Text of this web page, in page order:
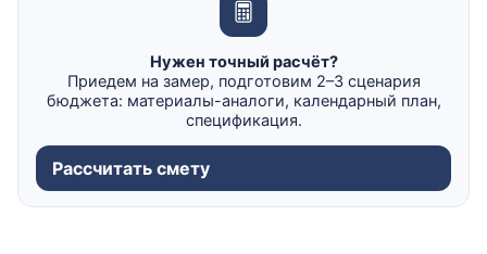
Нужен точный расчёт?
Приедем на замер, подготовим 2–3 сценария
бюджета: материалы-аналоги, календарный план,
спецификация.
Рассчитать смету